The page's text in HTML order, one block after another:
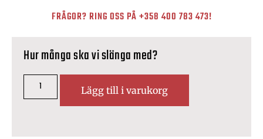
FRÅGOR? RING OSS PÅ+358 400 783 473!
Hur många ska vi slänga med?
Lägg till i varukorg